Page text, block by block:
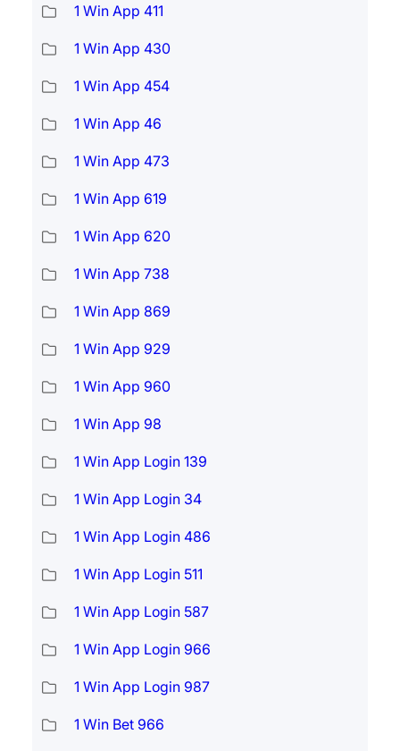
1 Win App 411
1 Win App 430
1 Win App 454
1 Win App 46
1 Win App 473
1 Win App 619
1 Win App 620
1 Win App 738
1 Win App 869
1 Win App 929
1 Win App 960
1 Win App 98
1 Win App Login 139
1 Win App Login 34
1 Win App Login 486
1 Win App Login 511
1 Win App Login 587
1 Win App Login 966
1 Win App Login 987
1 Win Bet 966